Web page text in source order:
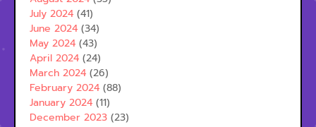
July 2024 (41)
June 2024 (34)
May 2024 (43)
April 2024 (24)
March 2024 (26)
February 2024 (88)
January 2024 (11)
December 2023 (23)